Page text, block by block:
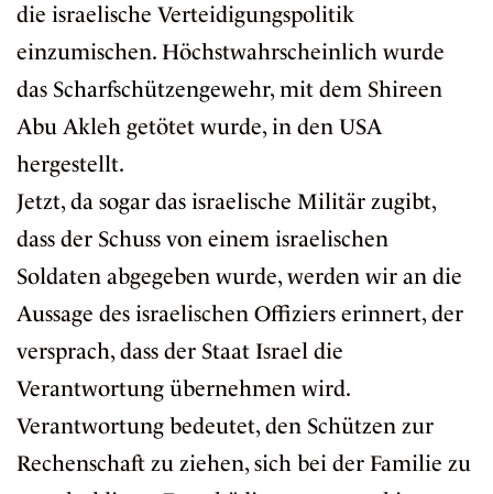
die israelische Verteidigungspolitik
einzumischen. Höchstwahrscheinlich wurde
das Scharfschützengewehr, mit dem Shireen
Abu Akleh getötet wurde, in den USA
hergestellt.
Jetzt, da sogar das israelische Militär zugibt,
dass der Schuss von einem israelischen
Soldaten abgegeben wurde, werden wir an die
Aussage des israelischen Offiziers erinnert, der
versprach, dass der Staat Israel die
Verantwortung übernehmen wird.
Verantwortung bedeutet, den Schützen zur
Rechenschaft zu ziehen, sich bei der Familie zu